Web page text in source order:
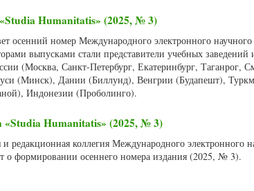
Humanitatis» (2025, № 3)
осенний номер Международного электронного
выпусками стали представители учебных заведений
(Москва, Санкт-Петербург, Екатеринбург, Таганрог,
(Минск), Дании (Биллунд), Венгрии (Будапешт),
Индонезии (Проболинго).
«Studia Humanitatis» (2025, № 3)
и редакционная коллегия Международного электронного
о формировании осеннего номера издания (2025, № 3).